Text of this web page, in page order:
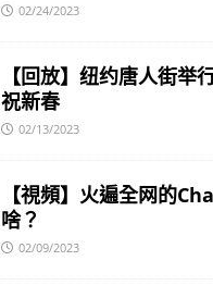
02/24/2023
【回放】纽约唐人街举
祝新春
02/13/2023
【視頻】火遍全网的
啥？
02/09/2023